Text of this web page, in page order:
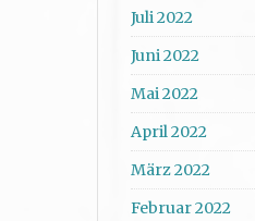
Juli 2022
Juni 2022
Mai 2022
April 2022
März 2022
Februar 2022